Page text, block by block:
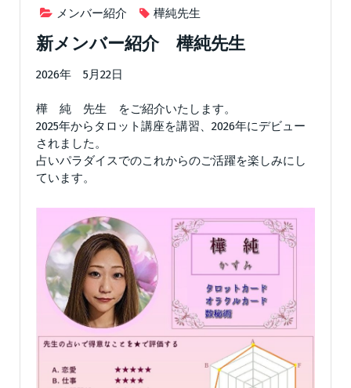
メンバー紹介 樺純先生
新メンバー紹介 樺純先生
2026年 5月22日
樺 純 先生 をご紹介いたします。
2025年からタロット講座を講習、2026年にデビュー
されました。
占いパラダイスでのこれからのご活躍を楽しみにし
ています。